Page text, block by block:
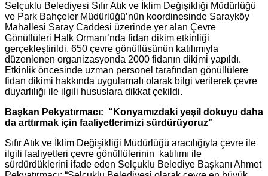
Selçuklu Belediyesi Sıfır Atık ve İklim Değişikliği Müdürlüğü
ve Park Bahçeler Müdürlüğü’nün koordinesinde Sarayköy
Mahallesi Saray Caddesi üzerinde yer alan Çevre
Gönüllüleri Halk Ormanı’nda fidan dikim etkinliği
gerçekleştirildi. 650 çevre gönüllüsünün katılımıyla
düzenlenen organizasyonda 2000 fidanın dikimi yapıldı.
Etkinlik öncesinde uzman personel tarafından gönüllülere
fidan dikimi hakkında uygulamalı olarak bilgi verilerek çevre
duyarlılığı ile ilgili hususlara dikkat çekildi.
Başkan Pekyatırmacı: “Konyamızdaki yeşil dokuyu daha
da arttırmak için faaliyetlerimizi sürdürüyoruz”
Sıfır Atık ve İklim Değişikliği Müdürlüğü aracılığıyla çevre ile
ilgili faaliyetleri çevre gönüllülerinin katılımı ile
sürdürdüklerini ifade eden Selçuklu Belediye Başkanı Ahmet